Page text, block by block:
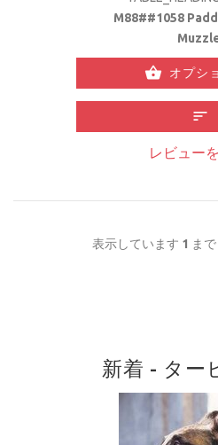
M88##1058
オプシ
レビュー
表示しています 1 まで
新着 - ター